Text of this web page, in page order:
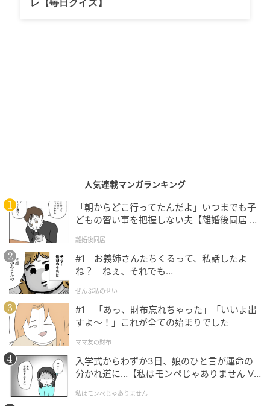
レ【毎日クイズ】
人気連載マンガランキング
「朝からどこ行ってたんだよ」いつまでも子
どもの習い事を把握しない夫【離婚後同居 Vo
離婚後同居
#1 お義姉さんたちくるって、私話したよ
ね？ ねぇ、それでも…
ぜんぶ私のせい
#1 「あっ、財布忘れちゃった」「いいよ出
すよ〜！」これが全ての始まりでした
ママ友の財布
入学式からわずか3日、娘のひと言が運命の
分かれ道に…【私はモンペじゃありません Vo
私はモンペじゃありません